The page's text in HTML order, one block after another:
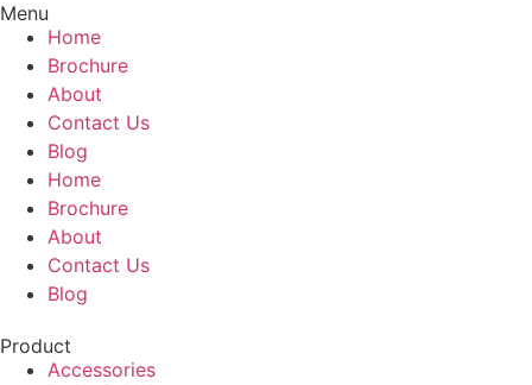
Menu
Home
Brochure
About
Contact Us
Blog
Home
Brochure
About
Contact Us
Blog
Product
Accessories